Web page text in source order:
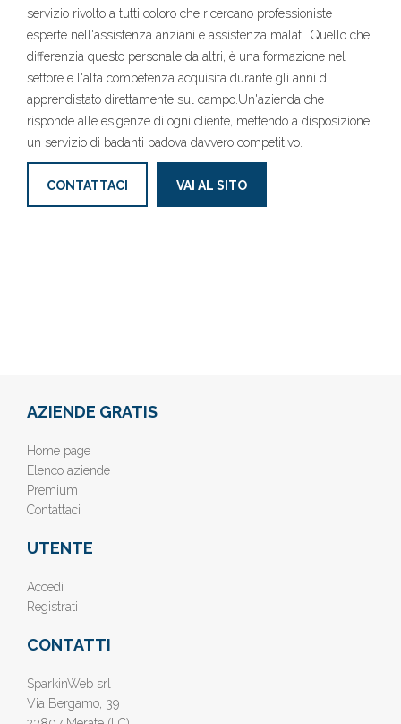
servizio rivolto a tutti coloro che ricercano professioniste
esperte nell'assistenza anziani e assistenza malati. Quello che
differenzia questo personale da altri, è una formazione nel
settore e l'alta competenza acquisita durante gli anni di
apprendistato direttamente sul campo.Un'azienda che
risponde alle esigenze di ogni cliente, mettendo a disposizione
un servizio di badanti padova davvero competitivo.
CONTATTACI VAI AL SITO
AZIENDE GRATIS
Home page
Elenco aziende
Premium
Contattaci
UTENTE
Accedi
Registrati
CONTATTI
SparkinWeb srl
Via Bergamo, 39